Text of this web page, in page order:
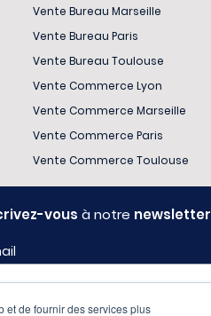
et de fournir des services plus
Vente Bureau Marseille
Vente Bureau Paris
Vente Bureau Toulouse
Vente Commerce Lyon
Vente Commerce Marseille
Vente Commerce Paris
Vente Commerce Toulouse
vous à notre newsletter